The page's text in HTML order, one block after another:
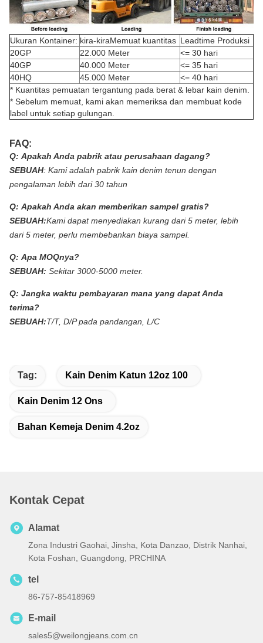
Ukuran Kontainer: kira-kiraMemuat kuantitas Leadtime Produksi
20GP
22.000 Meter
<= 30 hari
40GP
40.000 Meter
<= 35 hari
40HQ
45.000 Meter
<= 40 hari
* Kuantitas pemuatan tergantung pada berat & lebar kain denim.
* Sebelum memuat, kami akan memeriksa dan membuat kode
label untuk setiap gulungan.
FAQ:
Q: Apakah Anda pabrik atau perusahaan dagang?
SEBUAH: Kami adalah pabrik kain denim tenun dengan
pengalaman lebih dari 30 tahun
Q: Apakah Anda akan memberikan sampel gratis?
SEBUAH:Kami dapat menyediakan kurang dari 5 meter, lebih
dari 5 meter, perlu membebankan biaya sampel.
Q: Apa MOQnya?
SEBUAH: Sekitar 3000-5000 meter.
Q: Jangka waktu pembayaran mana yang dapat Anda
terima?
SEBUAH:T/T, D/P pada pandangan, L/C
Tag: Kain Denim Katun 12oz 100
Kain Denim 12 Ons
Bahan Kemeja Denim 4.2oz
Kontak Cepat
Alamat
Zona Industri Gaohai, Jinsha, Kota Danzao, Distrik Nanhai,
Kota Foshan, Guangdong, PRCHINA
tel
86-757-85418969
E-mail
sales5@weilongjeans.com.cn